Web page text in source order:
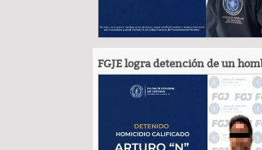
FGJE logra detención de un